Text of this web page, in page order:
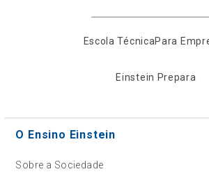
Escola TécnicaPara
Einstein Prepara
O Ensino Einstein
Sobre a Sociedade